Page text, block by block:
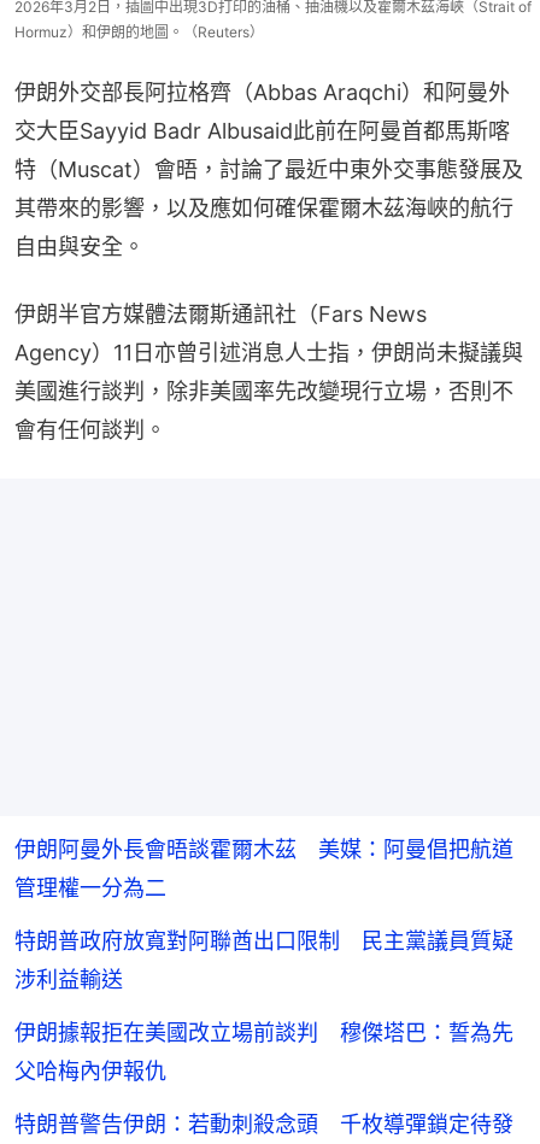
2026年3月2日，插圖中出現3D打印的油桶、抽油機以及霍爾木茲海峽（Strait of
Hormuz）和伊朗的地圖。（Reuters）
伊朗外交部長阿拉格齊（Abbas Araqchi）和阿曼外
交大臣Sayyid Badr Albusaid此前在阿曼首都馬斯喀
特（Muscat）會晤，討論了最近中東外交事態發展及
其帶來的影響，以及應如何確保霍爾木茲海峽的航行
自由與安全。
伊朗半官方媒體法爾斯通訊社（Fars News
Agency）11日亦曾引述消息人士指，伊朗尚未擬議與
美國進行談判，除非美國率先改變現行立場，否則不
會有任何談判。
伊朗阿曼外長會晤談霍爾木茲 美媒：阿曼倡把航道
管理權一分為二
特朗普政府放寬對阿聯酋出口限制 民主黨議員質疑
涉利益輸送
伊朗據報拒在美國改立場前談判 穆傑塔巴：誓為先
父哈梅內伊報仇
特朗普警告伊朗：若動刺殺念頭 千枚導彈鎖定待發